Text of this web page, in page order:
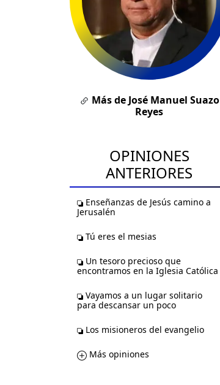
Más de José Manuel Suazo
Reyes
OPINIONES
ANTERIORES
Enseñanzas de Jesús camino a
Jerusalén
Tú eres el mesias
Un tesoro precioso que
encontramos en la Iglesia Católica
Vayamos a un lugar solitario
para descansar un poco
Los misioneros del evangelio
Más opiniones